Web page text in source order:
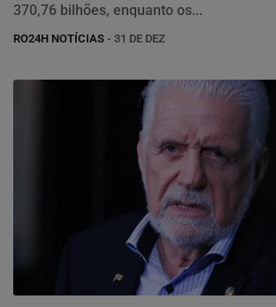
370,76 bilhões, enquanto os...
RO24H NOTÍCIAS - 31 DE DEZ